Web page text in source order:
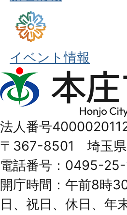
イベント情報
本
庄
Honjo
City
法人番号
〒367-8501 埼玉県
電話番号：0495-25-
開庁時間：午前8時
日、祝日、休日、年